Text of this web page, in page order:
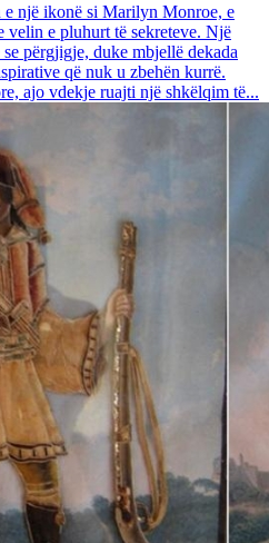
një ikonë si Marilyn Monroe, e
velin e pluhurt të sekreteve. Një
përgjigje, duke mbjellë dekada
që nuk u zbehën kurrë.
ajo vdekje ruajti një shkëlqim të...